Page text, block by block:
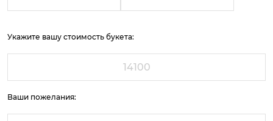
Укажите вашу стоимость букета:
Ваши пожелания: